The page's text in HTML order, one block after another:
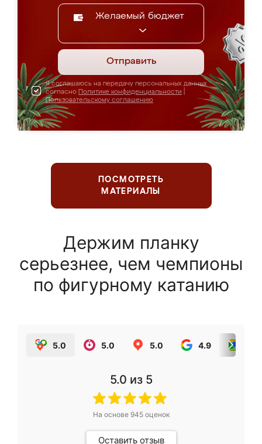
Желаемый бюджет
Отправить
Я соглашаюсь на передачу персональных данных
согласно Политике конфиденциальности
Пользовательскому соглашению
ПОСМОТРЕТЬ
МАТЕРИАЛЫ
Держим планку
серьезнее, чем чемпионы
по фигурному катанию
5.0 5.0 5.0 4.9
5.0 из 5
На основе 945оценок
Оставить отзыв